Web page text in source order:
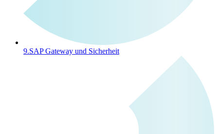
9.SAP Gateway und Sicherheit